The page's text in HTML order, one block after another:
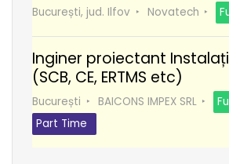
București, jud. Ilfov Novatech
Inginer proiectant
(SCB, CE, ERTMS etc)
București BAICONS IMPEX SRL
Part Time